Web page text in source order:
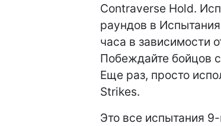
Contraverse Hold.
раундов в
часа в зависимости
Побеждайте бойцов
Еще раз, просто
Strikes.
Это все испытания